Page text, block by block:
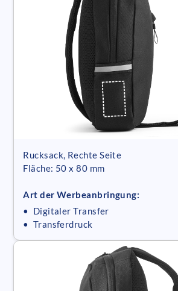
Rucksack, Rechte Seite
Fläche: 50 x 80 mm
Art der Werbeanbringung:
• Digitaler Transfer
• Transferdruck